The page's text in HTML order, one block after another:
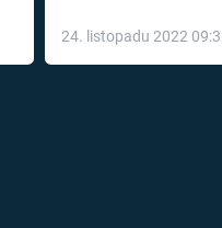
léky
24. listopadu 2022